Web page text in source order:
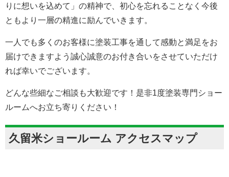
談いただける店舗を目指して会社経営を進めております。
弊社創業当初からのモットーである「1軒1軒、一塗り一塗
りに想いを込めて」の精神で、初心を忘れることなく今後
ともより一層の精進に励んでいきます。
一人でも多くのお客様に塗装工事を通して感動と満足をお
届けできますよう誠心誠意のお付き合いをさせていただけ
れば幸いでございます。
どんな些細なご相談も大歓迎です！是非1度塗装専門ショー
ルームへお立ち寄りください！